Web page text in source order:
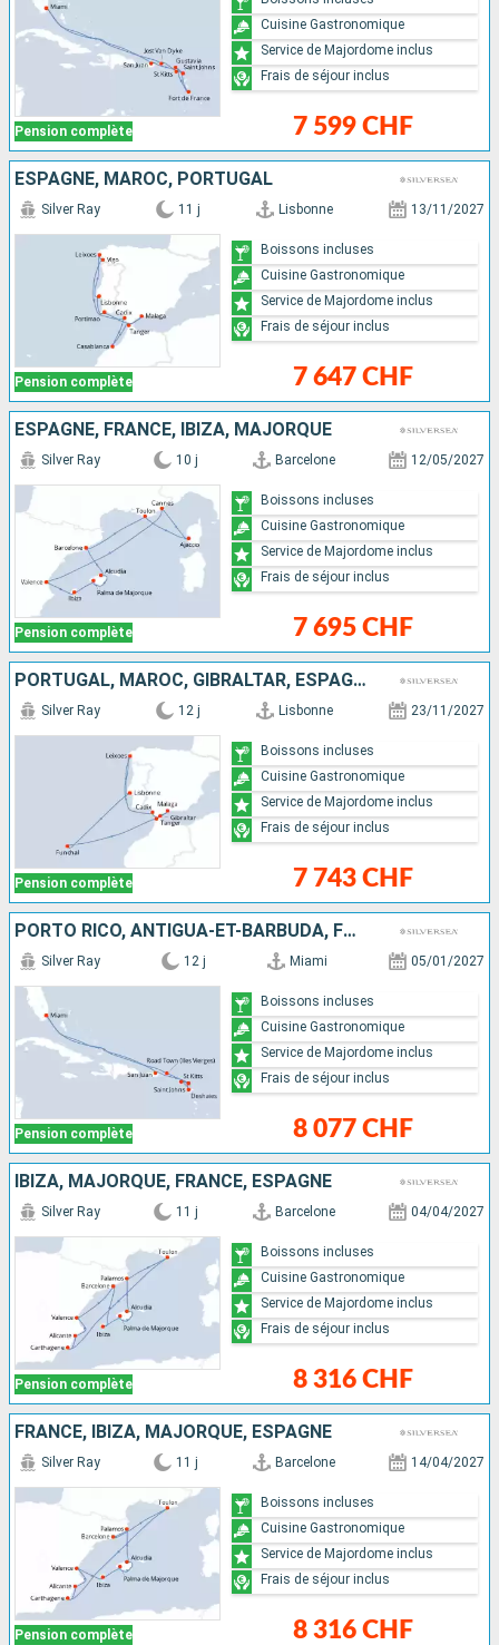
Pension complète 7 599 CHF
Cuisine Gastronomique
Service de Majordome inclus
Frais de séjour inclus
ESPAGNE, MAROC, PORTUGAL
Pension complète
Silver Ray 11 j Lisbonne 13/11/2027
7 647 CHF
Boissons incluses
Cuisine Gastronomique
Service de Majordome inclus
Frais de séjour inclus
ESPAGNE, FRANCE, IBIZA, MAJORQUE
Pension complète
Silver Ray 10 j Barcelone 12/05/2027
7 695 CHF
Boissons incluses
Cuisine Gastronomique
Service de Majordome inclus
Frais de séjour inclus
PORTUGAL, MAROC, GIBRALTAR, ESPAGNE
Pension complète
Silver Ray 12 j Lisbonne 23/11/2027
7 743 CHF
Boissons incluses
Cuisine Gastronomique
Service de Majordome inclus
Frais de séjour inclus
PORTO RICO, ANTIGUA-ET-BARBUDA, FRANCE, TORTOLA, ÉTATS-UNIS
Pension complète
Silver Ray 12 j Miami 05/01/2027
8 077 CHF
Boissons incluses
Cuisine Gastronomique
Service de Majordome inclus
Frais de séjour inclus
IBIZA, MAJORQUE, FRANCE, ESPAGNE
Pension complète
Silver Ray 11 j Barcelone 04/04/2027
8 316 CHF
Boissons incluses
Cuisine Gastronomique
Service de Majordome inclus
Frais de séjour inclus
FRANCE, IBIZA, MAJORQUE, ESPAGNE
Pension complète
Silver Ray 11 j Barcelone 14/04/2027
8 316 CHF
Boissons incluses
Cuisine Gastronomique
Service de Majordome inclus
Frais de séjour inclus